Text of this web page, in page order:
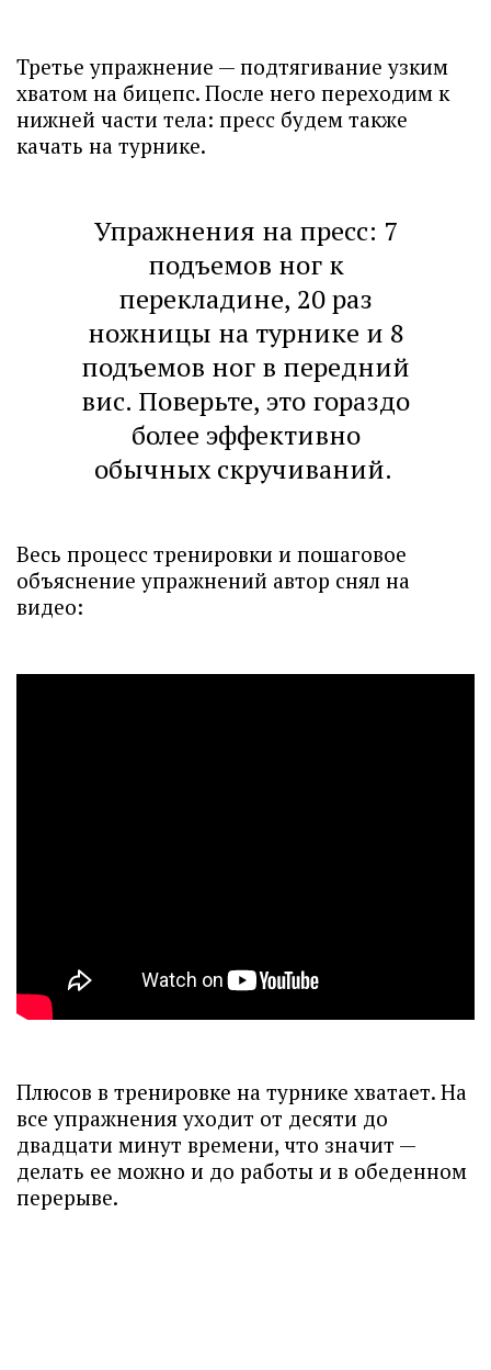
Третье упражнение — подтягивание узким
хватом на бицепс. После него переходим к
нижней части тела: пресс будем также
качать на турнике.
Упражнения на пресс: 7
подъемов ног к
перекладине, 20 раз
ножницы на турнике и 8
подъемов ног в передний
вис. Поверьте, это гораздо
более эффективно
обычных скручиваний.
Весь процесс тренировки и пошаговое
объяснение упражнений автор снял на
видео:
Плюсов в тренировке на турнике хватает. На
все упражнения уходит от десяти до
двадцати минут времени, что значит —
делать ее можно и до работы и в обеденном
перерыве.